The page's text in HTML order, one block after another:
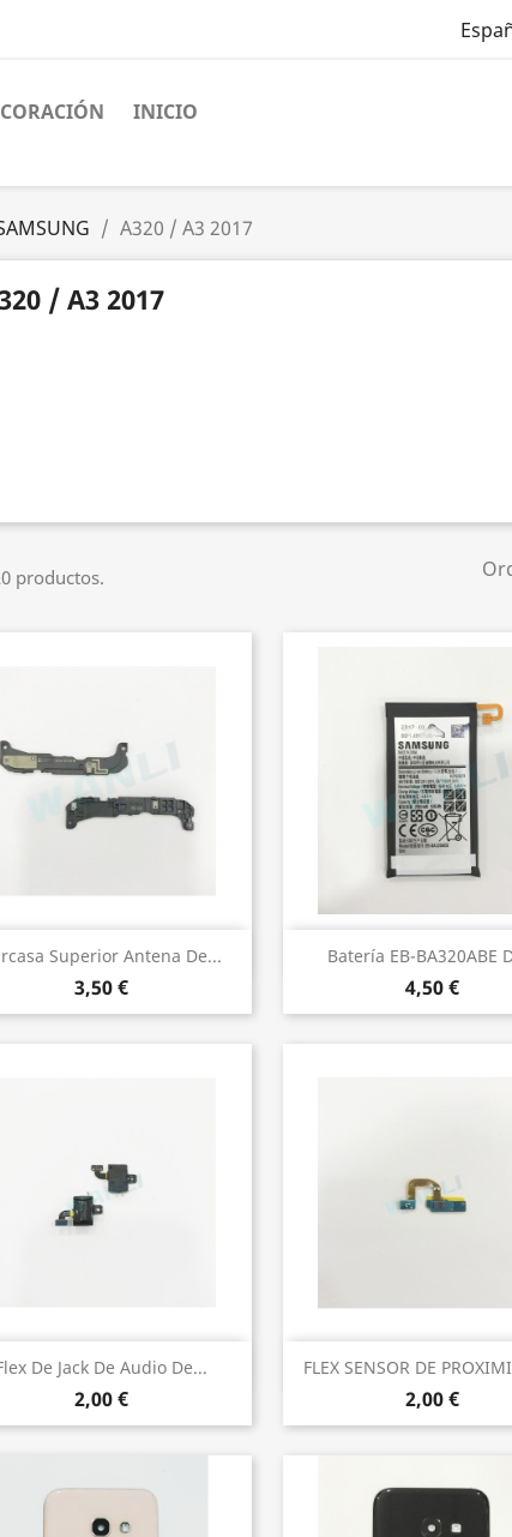
INICIO
A320 / A3 2017
/ A3 2017
productos.
Superior Antena De...
3,50 €
Vista rápida Batería EB-BA320ABE
4,50 €
 Vista rápida
De Jack De Audio De...
2,00 €
Vista rápida FLEX SENSOR DE
2,00 €
Vista rápida